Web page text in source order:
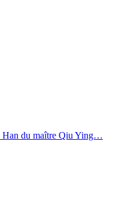
Han du maître Qiu Ying…